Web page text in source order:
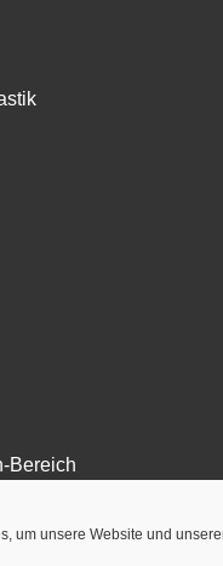
um unsere Website und
Bereich